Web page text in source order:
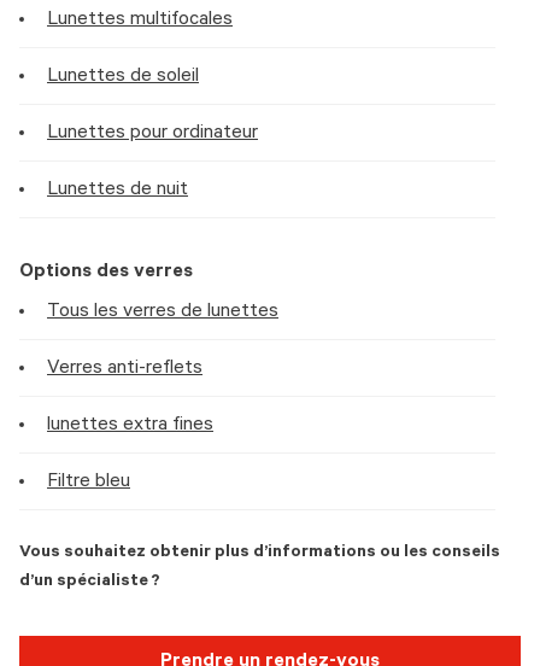
Lunettes multifocales
Lunettes de soleil
Lunettes pour ordinateur
Lunettes de nuit
Options des verres
Tous les verres de lunettes
Verres anti-reflets
lunettes extra fines
Filtre bleu
Vous souhaitez obtenir plus d’informations ou les conseils
d’un spécialiste ?